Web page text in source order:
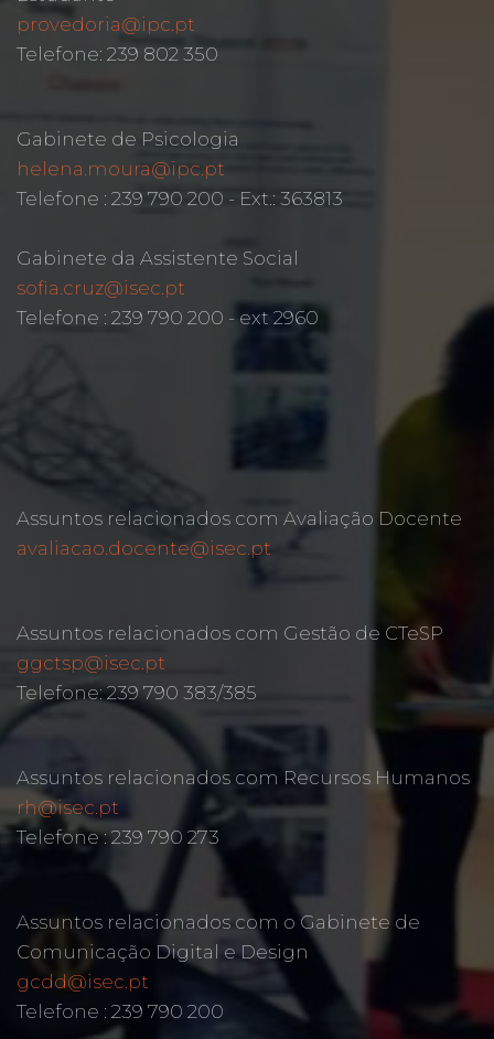
provedoria@ipc.pt
Telefone: 239 802 350
Gabinete de Psicologia
helena.moura@ipc.pt
Telefone : 239 790 200 - Ext.: 363813
Gabinete da Assistente Social
sofia.cruz@isec.pt
Telefone : 239 790 200 - ext 2960
Assuntos relacionados com Avaliação Docente
avaliacao.docente@isec.pt
Assuntos relacionados com Gestão de CTeSP
ggctsp@isec.pt
Telefone: 239 790 383/385
Assuntos relacionados com Recursos Humanos
rh@isec.pt
Telefone : 239 790 273
Assuntos relacionados com o Gabinete de
Comunicação Digital e Design
gcdd@isec.pt
Telefone : 239 790 200